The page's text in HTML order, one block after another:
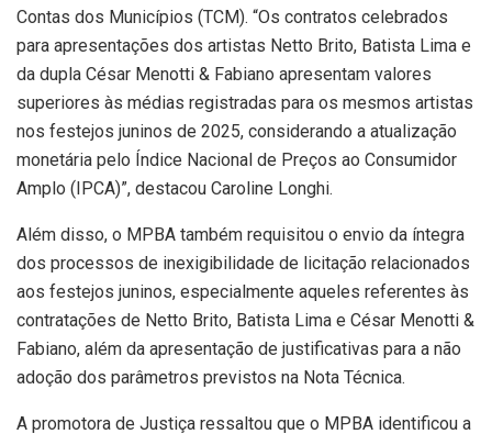
Contas dos Municípios (TCM). “Os contratos celebrados
para apresentações dos artistas Netto Brito, Batista Lima e
da dupla César Menotti & Fabiano apresentam valores
superiores às médias registradas para os mesmos artistas
nos festejos juninos de 2025, considerando a atualização
monetária pelo Índice Nacional de Preços ao Consumidor
Amplo (IPCA)”, destacou Caroline Longhi.
Além disso, o MPBA também requisitou o envio da íntegra
dos processos de inexigibilidade de licitação relacionados
aos festejos juninos, especialmente aqueles referentes às
contratações de Netto Brito, Batista Lima e César Menotti &
Fabiano, além da apresentação de justificativas para a não
adoção dos parâmetros previstos na Nota Técnica.
A promotora de Justiça ressaltou que o MPBA identificou a